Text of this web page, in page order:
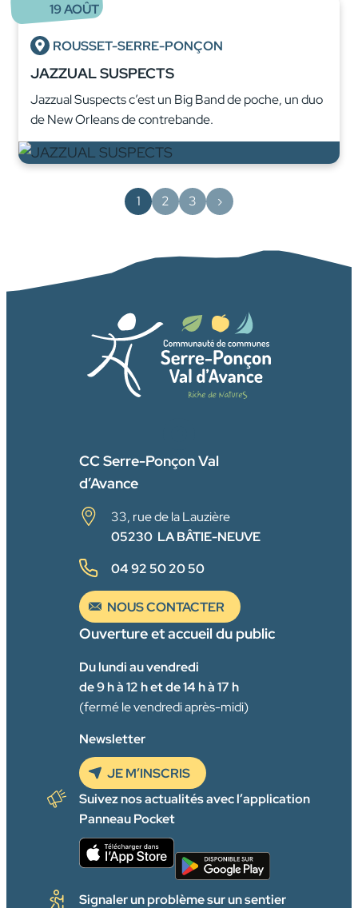
19AOÛT
ROUSSET-SERRE-PONÇON
JAZZUAL SUSPECTS
Jazzual Suspects c’est un Big Band de poche, un duo
de New Orleans de contrebande.
1 2 3 ›
CC Serre-Ponçon Val
d’Avance
33, rue de la Lauzière
05230 LA BÂTIE-NEUVE
04 92 50 20 50
NOUS CONTACTER
Ouverture et accueil du public
Du lundi au vendredi
de 9 h à 12 h et de 14 h à 17 h
(fermé le vendredi après-midi)
Newsletter
JE M’INSCRIS
Suivez nos actualités avec l’application
Panneau Pocket
Signaler un problème sur un sentier